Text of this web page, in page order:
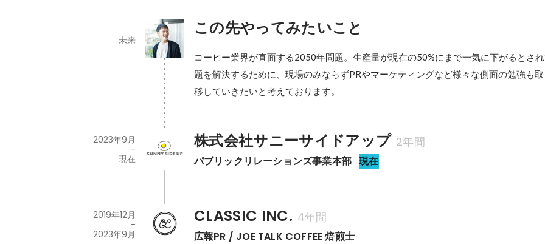
この先やってみたいこと
未来
コーヒー業界が直面する2050年問題。生産量が現在の50%にまで一気に下がるとさ
題を解決するために、現場のみならずPRやマーケティングなど様々な側面の勉強も
移していきたいと考えております。
株式会社サニーサイドアップ 2年間
パブリックリレーションズ事業本部 現在
2023年9月
-
現在
CLASSIC INC. 4年間
広報PR / JOE TALK COFFEE 焙煎士
2019年12月
-
2023年9月